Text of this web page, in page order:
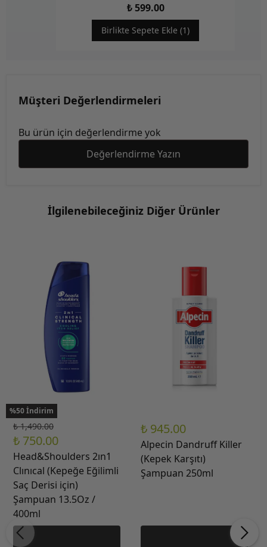
₺ 599.00
Birlikte Sepete Ekle (1)
Müşteri Değerlendirmeleri
Bu ürün için değerlendirme yok
Değerlendirme Yazın
İlgilenebileceğiniz Diğer Ürünler
%50 İndirim
₺ 1,490.00
₺ 750.00
Head&Shoulders 2ın1
Clınıcal (Kepeğe Eğilimli
Saç Derisi için)
Şampuan 13.5Oz /
400ml
₺ 945.00
Alpecin Dandruff Killer
(Kepek Karşıtı)
Şampuan 250ml